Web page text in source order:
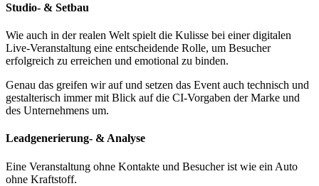
Studio- & Setbau
Wie auch in der realen Welt spielt die Kulisse bei einer digitalen
Live-Veranstaltung eine entscheidende Rolle, um Besucher
erfolgreich zu erreichen und emotional zu binden.
Genau das greifen wir auf und setzen das Event auch technisch und
gestalterisch immer mit Blick auf die CI-Vorgaben der Marke und
des Unternehmens um.
Leadgenerierung- & Analyse
Eine Veranstaltung ohne Kontakte und Besucher ist wie ein Auto
ohne Kraftstoff.